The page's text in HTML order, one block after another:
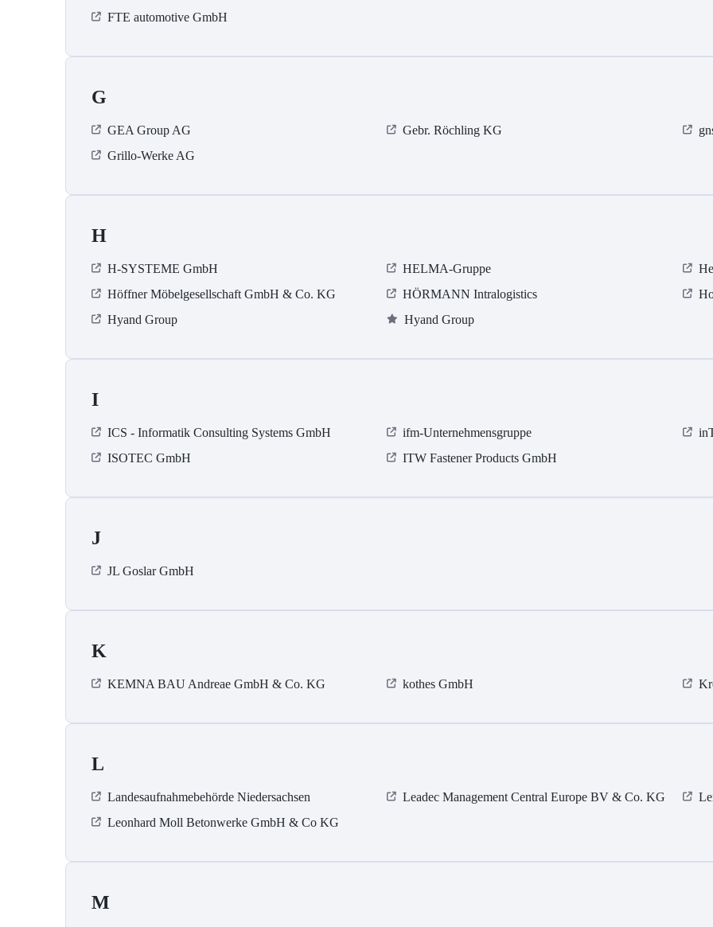
FTE automotive GmbH
G
GEA Group AG Gebr. Röchling KG
Grillo-Werke AG
H
H-SYSTEME GmbH HELMA-Gruppe
Höffner Möbelgesellschaft GmbH & Co. KG
HÖRMANN Intralogistics
Hyand Group
Hyand Group
I
ICS - Informatik Consulting Systems GmbH ifm-Unternehmensgruppe
ISOTEC GmbH
ITW Fastener Products GmbH
J
JL Goslar GmbH
K
KEMNA BAU Andreae GmbH & Co. KG kothes GmbH
L
Landesaufnahmebehörde Niedersachsen Leadec Management Central Europe BV & Co. KG
Leonhard Moll Betonwerke GmbH & Co KG
M